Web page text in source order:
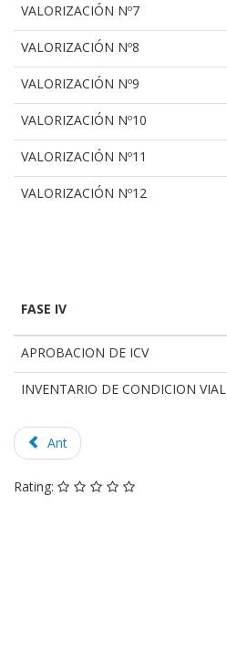
VALORIZACIÓN Nº7
VALORIZACIÓN Nº8
VALORIZACIÓN Nº9
VALORIZACIÓN Nº10
VALORIZACIÓN Nº11
VALORIZACIÓN Nº12
FASE IV
APROBACION DE ICV
INVENTARIO DE CONDICION VIAL
Ant
Rating: